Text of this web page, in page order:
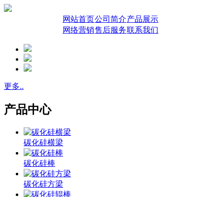
网站首页公司简介产品展示
网络营销售后服务联系我们
更多..
产品中心
碳化硅横梁
碳化硅棒
碳化硅方梁